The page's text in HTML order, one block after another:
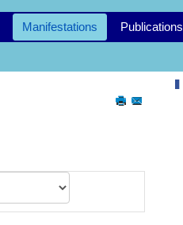
Manifestations Publications